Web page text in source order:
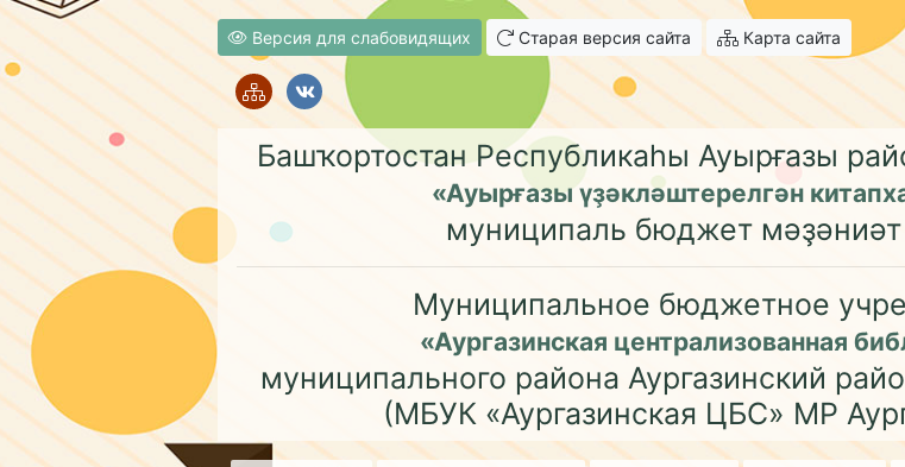
Версия для слабовидящих Старая версия сайта Карта сайта
Башҡортостан Республикаһы Ауырғазы
«Ауырғазы үҙәкләштерелгән
муниципаль бюджет
Муниципальное бюджетное
«Аургазинская централизованная
муниципального района Аургазинский
(МБУК «Аургазинская ЦБС» МР